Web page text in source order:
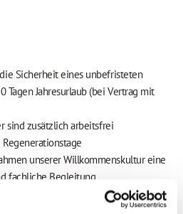
Sicherheit eines unbefristeten
Tagen Jahresurlaub (bei Vertrag mit
sind zusätzlich arbeitsfrei
unserer Willkommenskultur eine
fachliche Begleitung
Fortbildungsprogramm und